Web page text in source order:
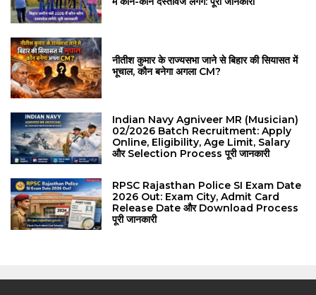
नीतीश कुमार के राज्यसभा जाने से बिहार की सियासत में
भूचाल, कौन बनेगा अगला CM?
Indian Navy Agniveer MR (Musician)
02/2026 Batch Recruitment: Apply
Online, Eligibility, Age Limit, Salary
और Selection Process पूरी जानकारी
RPSC Rajasthan Police SI Exam Date
2026 Out: Exam City, Admit Card
Release Date और Download Process
पूरी जानकारी